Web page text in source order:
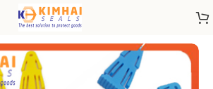
PHONG Seal niêm phong nhựa